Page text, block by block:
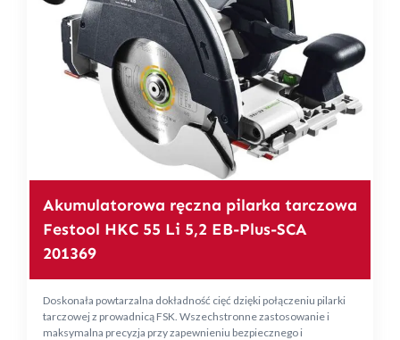
Akumulatorowa ręczna pilarka tarczowa
Festool HKC 55 Li 5,2 EB-Plus-SCA
201369
Doskonała powtarzalna dokładność cięć dzięki połączeniu pilarki
tarczowej z prowadnicą FSK. Wszechstronne zastosowanie i
maksymalna precyzja przy zapewnieniu bezpiecznego i